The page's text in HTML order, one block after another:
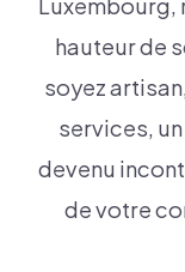
Luxembourg,
hauteur de
soyez
services,
devenu
de votre